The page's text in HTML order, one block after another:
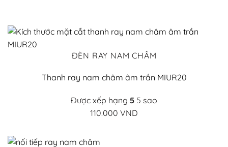
ĐÈN RAY NAM CHÂM
Thanh ray nam châm âm trần MIUR20
Được xếp hạng 5 5 sao
110.000 VND